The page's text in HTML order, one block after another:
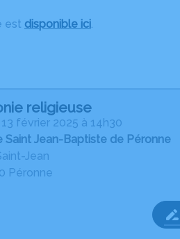
est disponible ici.
religieuse
13 février 2025 à 14h30
Saint Jean-Baptiste de Péronne
Jean
Péronne